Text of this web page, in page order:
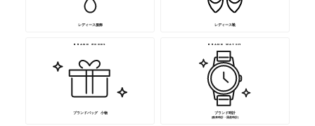
レディース服飾 レディース靴
BRAND GOODS
ブランドバッグ･ 小物
BRAND WATCH
ブランド時計
(舶来時計・国産時計)